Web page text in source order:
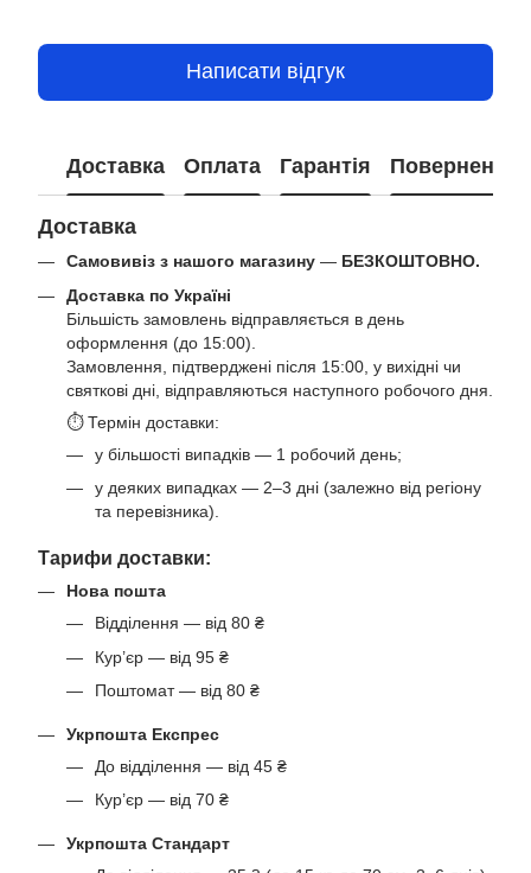
Написати відгук
Доставка Оплата Гарантія Повернення
Доставка
Самовивіз з нашого магазину — БЕЗКОШТОВНО.
Доставка по Україні
Більшість замовлень відправляється в день
оформлення (до 15:00).
Замовлення, підтверджені після 15:00, у вихідні чи
святкові дні, відправляються наступного робочого дня.
⏱ Термін доставки:
у більшості випадків — 1 робочий день;
у деяких випадках — 2–3 дні (залежно від регіону
та перевізника).
Тарифи доставки:
Нова пошта
Відділення — від 80 ₴
Кур’єр — від 95 ₴
Поштомат — від 80 ₴
Укрпошта Експрес
До відділення — від 45 ₴
Кур’єр — від 70 ₴
Укрпошта Стандарт